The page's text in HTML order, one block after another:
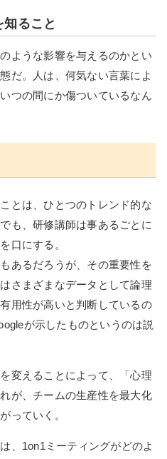
ること
ような影響を与えるのかとい
だ。人は、何気ない言葉によ
つの間にか傷ついているなん
とは、ひとつのトレンド的な
も、研修講師は事あるごとに
口にする。
あるだろうが、その重要性を
さまざまなデータとして論理
用性が高いと判断しているの
が示したものというのは説
変えることによって、「心理
が、チームの生産性を最大化
っていく。
、1on1ミーティングがどのよ